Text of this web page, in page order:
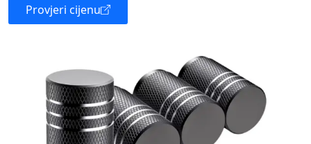
Provjeri cijenu